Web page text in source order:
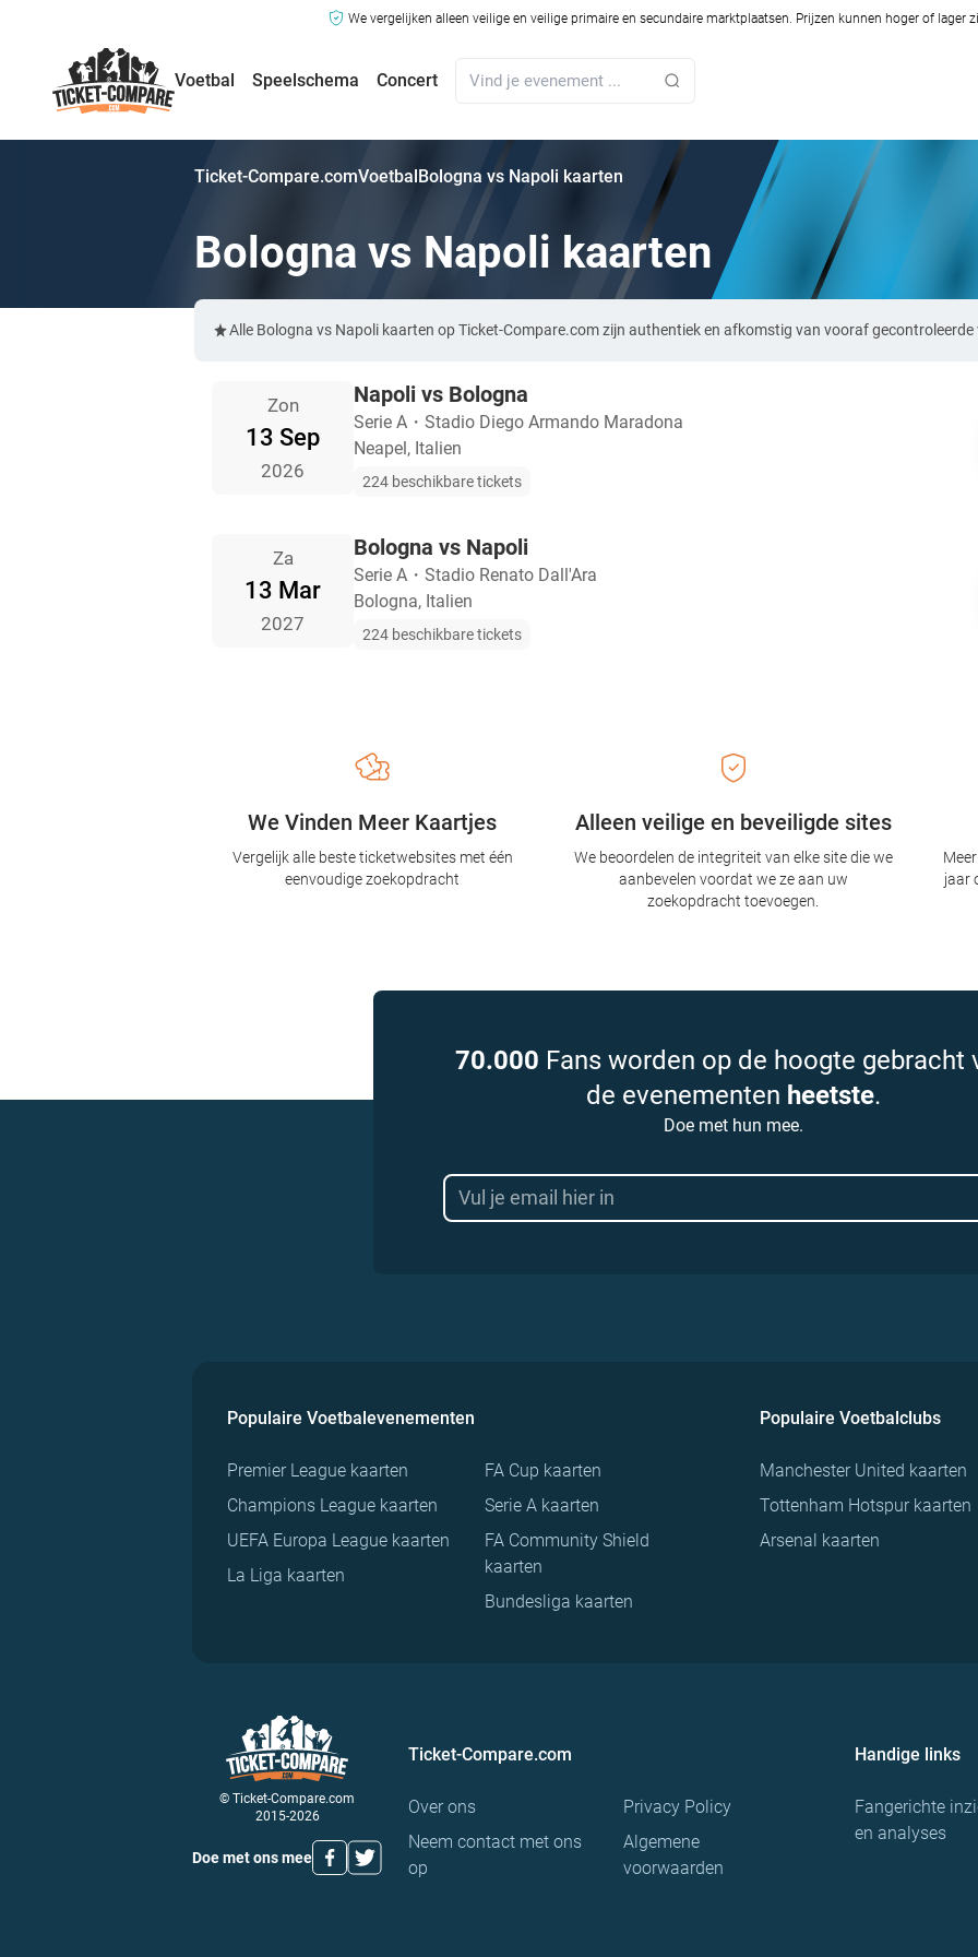
We vergelijken alleen veilige en veilige primaire en secundaire marktplaatsen. Prijzen kunnen hoger of lager
Voetbal Speelschema Concert
Ticket-Compare.comVoetbalBologna vs Napoli kaarten
Bologna vs Napoli kaarten
Alle Bologna vs Napoli kaarten op Ticket-Compare.com zijn authentiek en afkomstig van vooraf
Zon
13 Sep
2026
Napoli vs Bologna
Serie A ・ Stadio Diego Armando Maradona
Neapel, Italien
224 beschikbare tickets
Za
13 Mar
2027
Bologna vs Napoli
Serie A ・ Stadio Renato Dall'Ara
Bologna, Italien
224 beschikbare tickets
Alleen veilige en beveiligde sites
We beoordelen de integriteit van elke site die we
aanbevelen voordat we ze aan uw
zoekopdracht toevoegen.
We Vinden Meer Kaartjes
Vergelijk alle beste ticketwebsites met één
eenvoudige zoekopdracht
jaar
70.000 Fans worden op de hoogte gebracht
de evenementen heetste.
Doe met hun mee.
Populaire Voetbalevenementen
Premier League kaarten
Champions League kaarten
UEFA Europa League kaarten
La Liga kaarten
FA Cup kaarten
Serie A kaarten
FA Community Shield
kaarten
Bundesliga kaarten
Populaire Voetbalclubs
Manchester United kaarten
Tottenham Hotspur kaarten
Arsenal kaarten
© Ticket-Compare.com
2015-2026
Doe met ons mee
Ticket-Compare.com
Over ons
Neem contact met ons
op
Privacy Policy
Algemene
voorwaarden
Handige links
Fangerichte
en analyses